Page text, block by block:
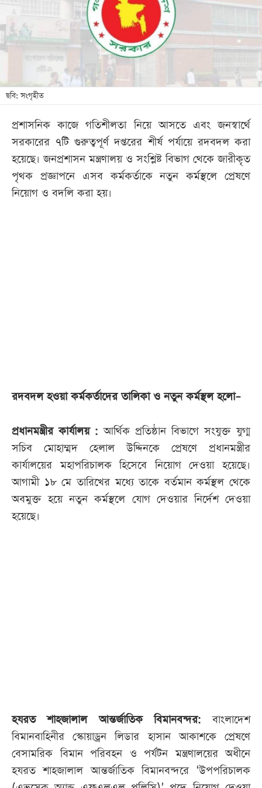
বিনোদন
স্টাইল
শিক্ষা
বিভাগ
ছবি
ছবি: সংগৃহীত
প্রশাসনিক কাজে গতিশীলতা নিয়ে আসতে এবং জনস্বার্থে
সরকারের ৭টি গুরুত্বপূর্ণ দপ্তরের শীর্ষ পর্যায়ে রদবদল করা
হয়েছে। জনপ্রশাসন মন্ত্রণালয় ও সংশ্লিষ্ট বিভাগ থেকে জারীকৃত
পৃথক প্রজ্ঞাপনে এসব কর্মকর্তাকে নতুন কর্মস্থলে প্রেষণে
নিয়োগ ও বদলি করা হয়।
রদবদল হওয়া কর্মকর্তাদের তালিকা ও নতুন কর্মস্থল হলো–
প্রধানমন্ত্রীর কার্যালয় : আর্থিক প্রতিষ্ঠান বিভাগে সংযুক্ত যুগ্ম
সচিব মোহাম্মদ হেলাল উদ্দিনকে প্রেষণে প্রধানমন্ত্রীর
কার্যালয়ের মহাপরিচালক হিসেবে নিয়োগ দেওয়া হয়েছে।
আগামী ১৮ মে তারিখের মধ্যে তাকে বর্তমান কর্মস্থল থেকে
অবমুক্ত হয়ে নতুন কর্মস্থলে যোগ দেওয়ার নির্দেশ দেওয়া
হয়েছে।
হযরত শাহজালাল আন্তর্জাতিক বিমানবন্দর: বাংলাদেশ
বিমানবাহিনীর স্কোয়াড্রন লিডার হাসান আকাশকে প্রেষণে
বেসামরিক বিমান পরিবহন ও পর্যটন মন্ত্রণালয়ের অধীনে
হযরত শাহজালাল আন্তর্জাতিক বিমানবন্দরে ‘উপপরিচালক